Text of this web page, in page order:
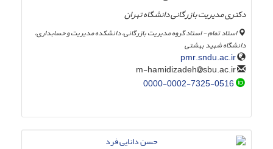
دکتری مدیریت بازرگانی دانشگاه تهران
استاد تمام - استاد گروه مدیریت بازرگانی، دانشکده مدیریت و حسابداری،
دانشگاه شهید بهشتی
pmr.sndu.ac.ir
sbu.ac.ir
0000-0002-7325-0516